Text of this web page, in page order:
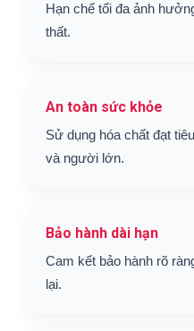
Hạn chế tối đa ảnh
thất.
An toàn sức khỏe
Sử dụng hóa chất đạt
và người lớn.
Bảo hành dài hạn
Cam kết bảo hành rõ
lại.